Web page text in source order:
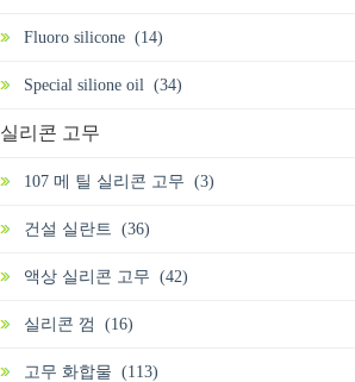
Fluoro silicone (14)
Special silione oil (34)
실리콘 고무
107 메 틸 실리콘 고무 (3)
건설 실란트 (36)
액상 실리콘 고무 (42)
실리콘 껌 (16)
고무 화합물 (113)